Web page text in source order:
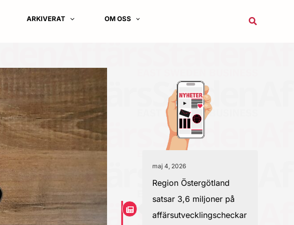
ARKIVERAT OM OSS Sök
maj 4, 2026
Region Östergötland
satsar 3,6 miljoner på
affärsutvecklingscheckar